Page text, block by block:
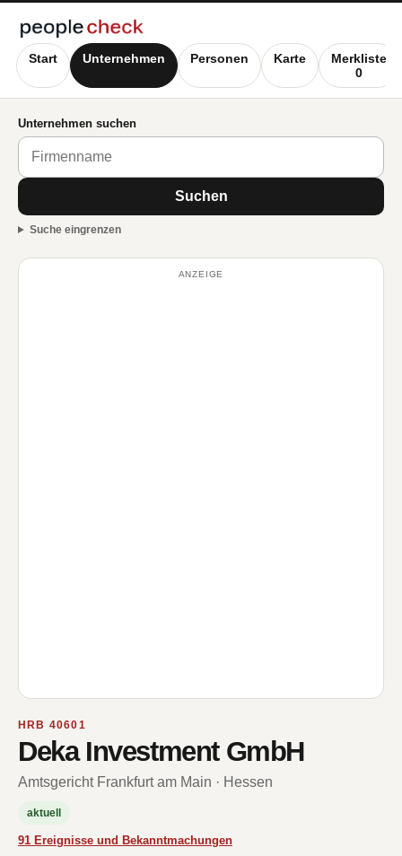
Start Unternehmen Personen Karte
Merkliste
0
Unternehmen suchen
Suchen
Suche eingrenzen
ANZEIGE
HRB 40601
Deka Investment GmbH
Amtsgericht Frankfurt am Main · Hessen
aktuell
91 Ereignisse und Bekanntmachungen